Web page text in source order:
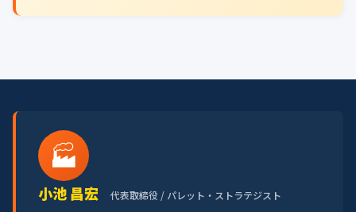
🏭
小池 昌宏 代表取締役 / パレット・ストラテジスト